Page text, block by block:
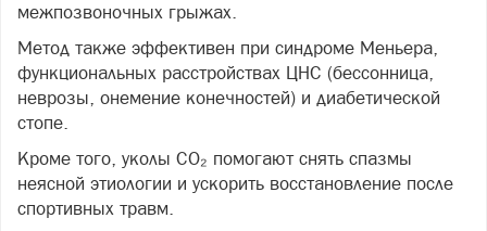
межпозвоночных грыжах.
Метод также эффективен при синдроме Меньера,
функциональных расстройствах ЦНС (бессонница,
неврозы, онемение конечностей) и диабетической
стопе.
Кроме того, уколы CO₂ помогают снять спазмы
неясной этиологии и ускорить восстановление после
спортивных травм.